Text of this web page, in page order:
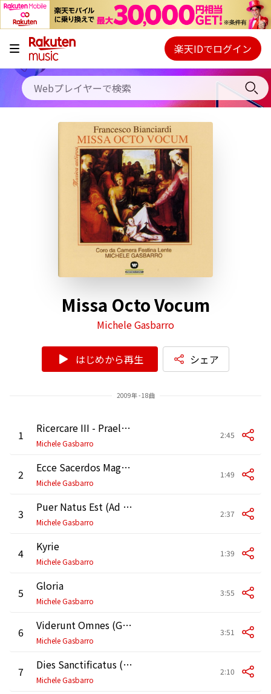
キャンペーン
料金プラン
使い方
初回30日間無料お試し
Webプレイヤー
ご契約内容の確認・変更
楽天IDでログイン
Missa Octo Vocum
Michele Gasbarro
はじめから再生 シェア
2009年 - 18曲
1 Ricercare III - Praeludium Ante Missam (Organo)
Michele Gasbarro
2:45
2 Ecce Sacerdos Magnus (Ad Ingressum Epischopi In Ecclesia)
Michele Gasbarro
1:49
3 Puer Natus Est (Ad Introitum)
Michele Gasbarro
2:37
4 Kyrie
Michele Gasbarro
1:39
5 Gloria
Michele Gasbarro
3:55
6 Viderunt Omnes (Graduale)
Michele Gasbarro
3:51
7 Dies Sanctificatus (Alleluia)
Michele Gasbarro
2:10